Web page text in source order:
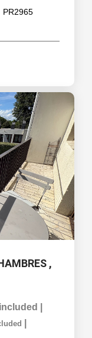
PR2965
,